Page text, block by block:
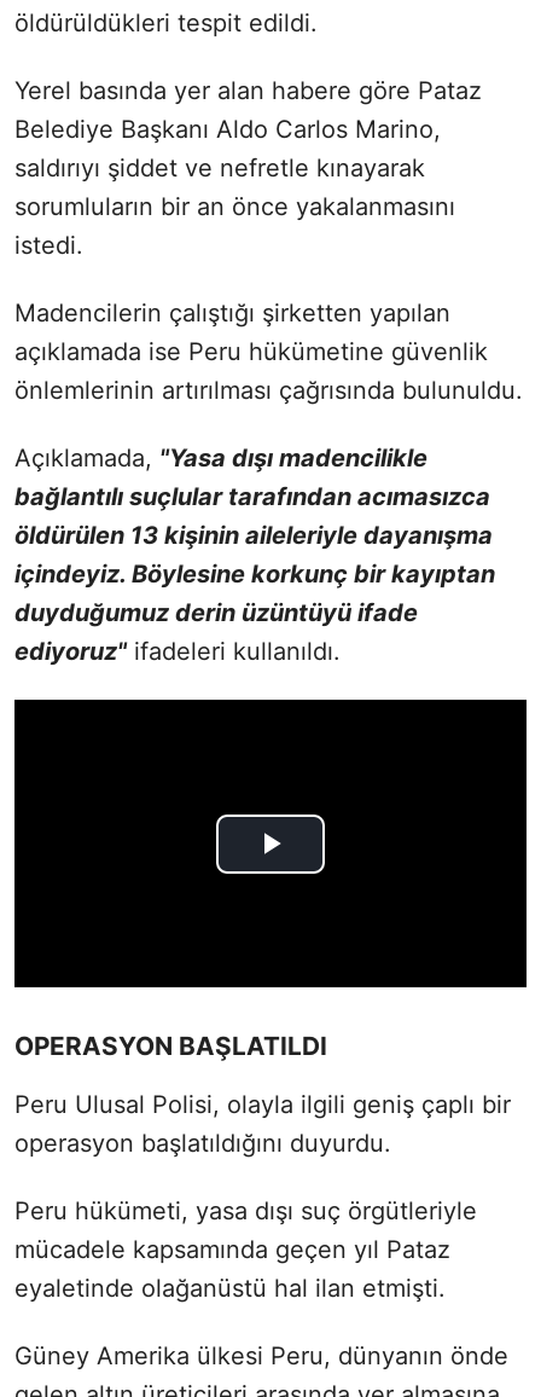
öldürüldükleri tespit edildi.
Yerel basında yer alan habere göre Pataz
Belediye Başkanı Aldo Carlos Marino,
saldırıyı şiddet ve nefretle kınayarak
sorumluların bir an önce yakalanmasını
istedi.
Madencilerin çalıştığı şirketten yapılan
açıklamada ise Peru hükümetine güvenlik
önlemlerinin artırılması çağrısında bulunuldu.
Açıklamada, "Yasa dışı madencilikle
bağlantılı suçlular tarafından acımasızca
öldürülen 13 kişinin aileleriyle dayanışma
içindeyiz. Böylesine korkunç bir kayıptan
duyduğumuz derin üzüntüyü ifade
ediyoruz"ifadeleri kullanıldı.
OPERASYON BAŞLATILDI
Peru Ulusal Polisi, olayla ilgili geniş çaplı bir
operasyon başlatıldığını duyurdu.
Peru hükümeti, yasa dışı suç örgütleriyle
mücadele kapsamında geçen yıl Pataz
eyaletinde olağanüstü hal ilan etmişti.
Güney Amerika ülkesi Peru, dünyanın önde